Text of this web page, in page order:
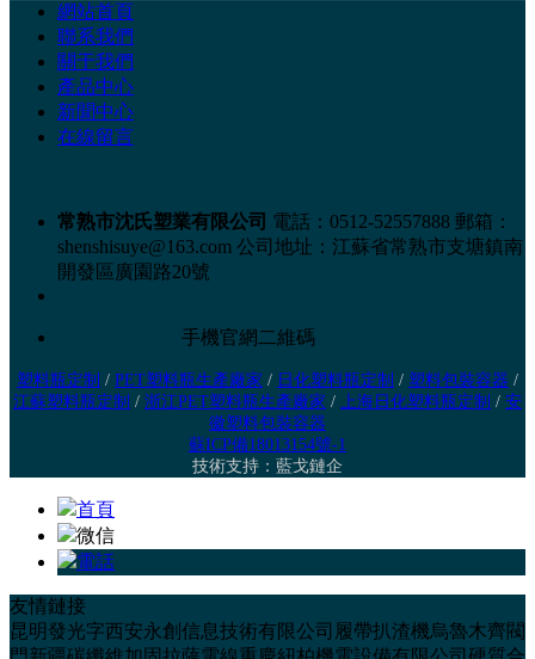
網站首頁
聯系我們
關于我們
產品中心
新聞中心
在線留言
常熟市沈氏塑業有限公司 電話：0512-52557888 郵箱：
shenshisuye@163.com 公司地址：江蘇省常熟市支塘鎮南
開發區廣園路20號
手機官網二維碼
塑料瓶定制 / PET塑料瓶生產廠家 / 日化塑料瓶定制 / 塑料包裝容器 /
江蘇塑料瓶定制 / 浙江PET塑料瓶生產廠家 / 上海日化塑料瓶定制 / 安
徽塑料包裝容器
蘇ICP備18013154號-1
技術支持： 藍戈鏈企
首頁
微信
電話
友情鏈接
昆明發光字西安永創信息技術有限公司 履帶扒渣機烏魯木齊閥